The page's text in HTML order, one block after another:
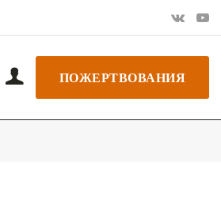
ПОЖЕРТВОВАНИЯ